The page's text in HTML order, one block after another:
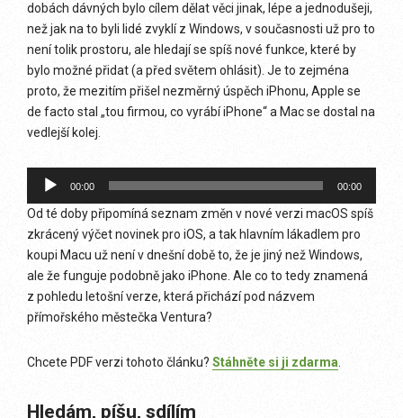
dobách dávných bylo cílem dělat věci jinak, lépe a jednodušeji,
než jak na to byli lidé zvyklí z Windows, v současnosti už pro to
není tolik prostoru, ale hledají se spíš nové funkce, které by
bylo možné přidat (a před světem ohlásit). Je to zejména
proto, že mezitím přišel nezměrný úspěch iPhonu, Apple se
de facto stal „tou firmou, co vyrábí iPhone“ a Mac se dostal na
vedlejší kolej.
Audio
00:00 00:00
Od té doby připomíná seznam změn v nové verzi macOS spíš
zkrácený výčet novinek pro iOS, a tak hlavním lákadlem pro
koupi Macu už není v dnešní době to, že je jiný než Windows,
ale že funguje podobně jako iPhone. Ale co to tedy znamená
z pohledu letošní verze, která přichází pod názvem
přímořského městečka Ventura?
Chcete PDF verzi tohoto článku? Stáhněte si ji zdarma
Hledám, píšu, sdílím